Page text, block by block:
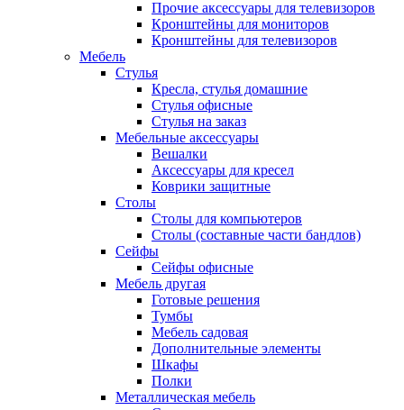
Прочие аксессуары для телевизоров
Кронштейны для мониторов
Кронштейны для телевизоров
Мебель
Стулья
Кресла, стулья домашние
Стулья офисные
Стулья на заказ
Мебельные аксессуары
Вешалки
Аксессуары для кресел
Коврики защитные
Столы
Столы для компьютеров
Столы (составные части бандлов)
Сейфы
Сейфы офисные
Мебель другая
Готовые решения
Тумбы
Мебель садовая
Дополнительные элементы
Шкафы
Полки
Металлическая мебель